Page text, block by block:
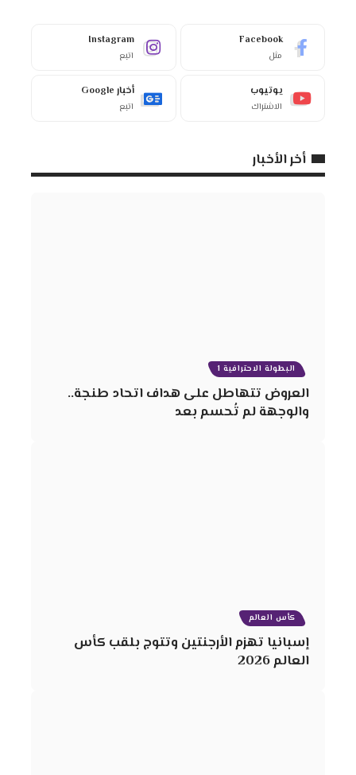
Facebook
مثل
Instagram
اتبع
يوتيوب
الاشتراك
أخبار Google
اتبع
أخر الأخبار
البطولة الاحترافية 1
العروض تتهاطل على هداف اتحاد طنجة..
والوجهة لم تُحسم بعد
كأس العالم
إسبانيا تهزم الأرجنتين وتتوج بلقب كأس
العالم 2026